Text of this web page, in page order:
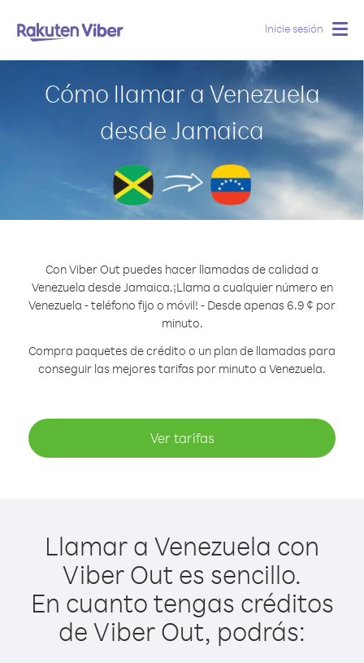
Inicie sesión
Cómo llamar a Venezuela
desde Jamaica
Con Viber Out puedes hacer llamadas de calidad a
Venezuela desde Jamaica.¡Llama a cualquier número en
Venezuela - teléfono fijo o móvil! - Desde apenas 6.9 ¢ por
minuto.
Compra paquetes de crédito o un plan de llamadas para
conseguir las mejores tarifas por minuto a Venezuela.
Ver tarifas
Llamar a Venezuela con
Viber Out es sencillo.
En cuanto tengas créditos
de Viber Out, podrás: